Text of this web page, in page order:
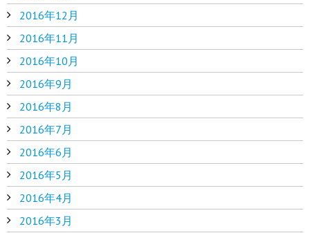
2016年12月
2016年11月
2016年10月
2016年9月
2016年8月
2016年7月
2016年6月
2016年5月
2016年4月
2016年3月